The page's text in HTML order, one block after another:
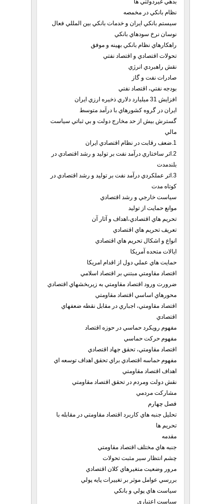
بدهي غيردولتي ها
نظام بانكي در مخمصه
سيستم بانكي ايران و خدمات بانكي بين المللي فعال
نوسان نرخ سودهاي بانكي
راهكارهاي نظام بانكي بهينه و موفق
تحولات اقتصادي و اقتصاد نفتي
نقش راهبردي انرژي
صادرات نفت و گاز
بودجه نفتي، اقتصاد نفتي
افزايش 31 ميليارد دلاري ذخيره ارزي ايران
ايران در گروه كشورهاي با درآمد متوسط
گسترش بيش از حد مخارج دولت و بي ثباتي سياست
مالي
1.ضعف رقابت در نظام اقتصادي ايران
2.اثر ساختاري درآمد نفت بر توليد و رشد اقتصادي در
بلندمدت
3.اثر عملكردي درآمد نفت بر توليد و رشد اقتصادي در
كوتاه مدت
سياست خارجي و رشد اقتصادي
موانع حمايت از توليد
تحريم هاي اقتصادي،اهداف و آثار آن
تعريف تحريم هاي اقتصادي
انواع و اشكال تحريم هاي اقتصادي
ايالات متحده آمريكا
حمايت هاي عملي دول از اقدام امريكا
اقتصاد مقاومتي مبتني بر اقتصاد اسلامي
ضرورت ورود اقتصاد مقاومتي به زيربخشهاي اقتصادي
محورهاي اساسي اقتصاد مقاومتي
اقتصاد مقاومتي، اجباري در مقابل نقطه ضعفهاي
اقتصادي
مفهوم رويكرد حماسي در حوزه اقتصاد
مفهوم حركت حماسي
اقتصاد مقاومتي، تحقق جهاد اقتصادي
مفهوم حماسه اقتصادي براي تحقق اهداف توسعه اي
اهداف اقتصاد مقاومتي
نقش دولت ومردم در تحقق اقتصاد مقاومتي
مشاركت مردمي
فصل چهارم
تحليل جنبه هاي كاربرد اقتصاد مقاومتي در مقابله با
تحريم ها
مقدمه
جنبه هاي مختلف اقتصاد مقاومتي
چشم انتظار سير مثبت تحولات
مرور وضعيت متغيرهاي كلان اقتصادي
بررسي عوامل موثر بر تغييرات پايه پولي
سياست هاي پولي و بانكي
سياست اعتباري